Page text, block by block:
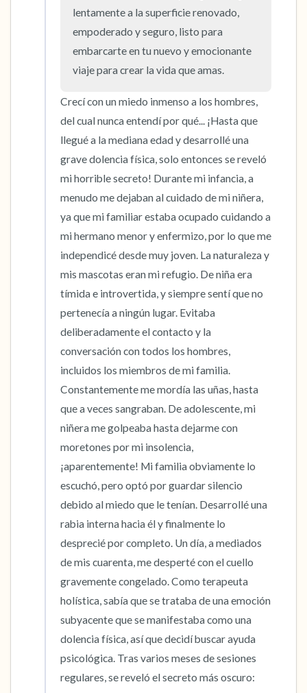
lentamente a la superficie renovado,
empoderado y seguro, listo para
embarcarte en tu nuevo y emocionante
viaje para crear la vida que amas.
Crecí con un miedo inmenso a los hombres,
del cual nunca entendí por qué... ¡Hasta que
llegué a la mediana edad y desarrollé una
grave dolencia física, solo entonces se reveló
mi horrible secreto! Durante mi infancia, a
menudo me dejaban al cuidado de mi niñera,
ya que mi familiar estaba ocupado cuidando a
mi hermano menor y enfermizo, por lo que me
independicé desde muy joven. La naturaleza y
mis mascotas eran mi refugio. De niña era
tímida e introvertida, y siempre sentí que no
pertenecía a ningún lugar. Evitaba
deliberadamente el contacto y la
conversación con todos los hombres,
incluidos los miembros de mi familia.
Constantemente me mordía las uñas, hasta
que a veces sangraban. De adolescente, mi
niñera me golpeaba hasta dejarme con
moretones por mi insolencia,
¡aparentemente! Mi familia obviamente lo
escuchó, pero optó por guardar silencio
debido al miedo que le tenían. Desarrollé una
rabia interna hacia él y finalmente lo
desprecié por completo. Un día, a mediados
de mis cuarenta, me desperté con el cuello
gravemente congelado. Como terapeuta
holística, sabía que se trataba de una emoción
subyacente que se manifestaba como una
dolencia física, así que decidí buscar ayuda
psicológica. Tras varios meses de sesiones
regulares, se reveló el secreto más oscuro: